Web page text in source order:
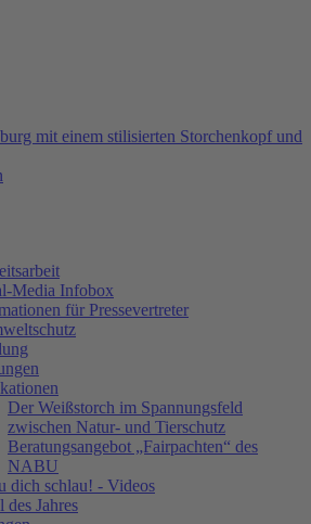
Media Infobox
für Pressevertreter
Der Weißstorch im Spannungsfeld
zwischen Natur- und Tierschutz
Beratungsangebot „Fairpachten“ des
NABU
dich schlau! - Videos
des Jahres